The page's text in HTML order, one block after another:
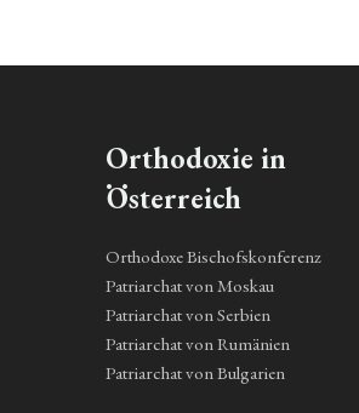
Orthodoxie in
Österreich
Orthodoxe Bischofskonferenz
Patriarchat von Moskau
Patriarchat von Serbien
Patriarchat von Rumänien
Patriarchat von Bulgarien